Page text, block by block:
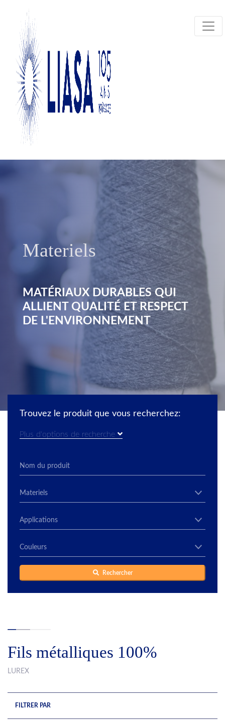
Materiels
MATÉRIAUX DURABLES QUI
ALLIENT QUALITÉ ET RESPECT
DE L'ENVIRONNEMENT
Trouvez le produit que vous recherchez:
Plus d'options de recherche
Rechercher
Fils métalliques 100%
LUREX
FILTRER PAR